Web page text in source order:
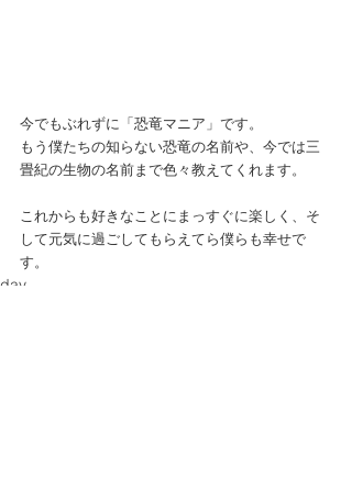
今でもぶれずに「恐竜マニア」です。
もう僕たちの知らない恐竜の名前や、今では三
畳紀の生物の名前まで色々教えてくれます。
これからも好きなことにまっすぐに楽しく、そ
して元気に過ごしてもらえてら僕らも幸せで
す。
day